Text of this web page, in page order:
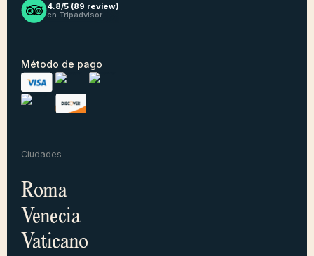
4.8/5 (89 review)
en Tripadvisor
Método de pago
Ciudades
Roma
Venecia
Vaticano